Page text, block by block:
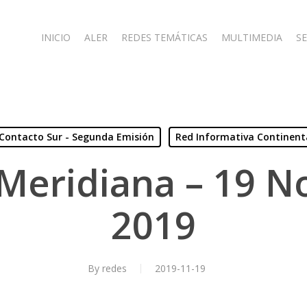
INICIO ALER REDES TEMÁTICAS MULTIMEDIA
Contacto Sur - Segunda Emisión Red Informativa
– 19
2019
By redes 2019-11-19